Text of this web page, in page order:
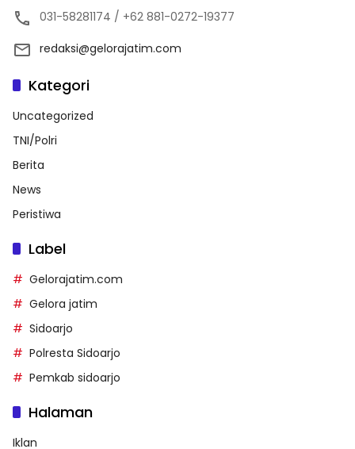
031-58281174 / +62 881-0272-19377
redaksi@gelorajatim.com
Kategori
Uncategorized
TNI/Polri
Berita
News
Peristiwa
Label
Gelorajatim.com
Gelora jatim
Sidoarjo
Polresta Sidoarjo
Pemkab sidoarjo
Halaman
Iklan